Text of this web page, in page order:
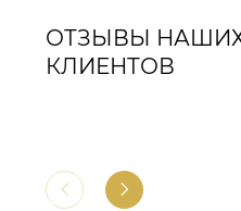
ОТЗЫВЫ
КЛИЕНТОВ